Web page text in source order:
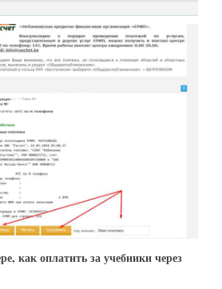
как оплатить за учебники через